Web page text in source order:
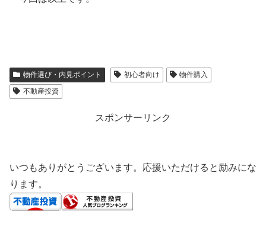
物件選び・内見ポイント 初心者向け
物件購入
不動産投資
スポンサーリンク
いつもありがとうございます。応援いただけると励みにな
ります。